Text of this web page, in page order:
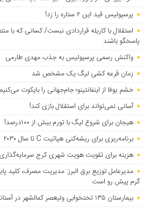
پرسپولیس قید این ۲ ستاره را زد!
استقلال با کاریله قراردادی نبست/ کسانی که با
پاسخگو باشند
واکنش رسمی پرسپولیس به جذب مهدی طارمی
زمان قرعه کشی لیگ یک مشخص شد
خشم یوفا از اینفانتینو؛ جام‌جهانی را بایکوت
آسانی نمی‌تواند برای استقلال بازی کند!
هیجان برای شروع لیگ با تورم بیش از ۱۰۰درصد!
برنامه‌ریزی برای ریشه‌کنی هپاتیت C تا سال ۲۰۳۰
هزینه برای تقویت هویت شهری کرج
مدیرعامل توزیع برق البرز: مدیریت مصرف، کلید
گرم پیش رو است
بیمارستان ۱۳۵ تختخوابی ولیعصر کمالشهر در آستانه بهره‌برداری کامل